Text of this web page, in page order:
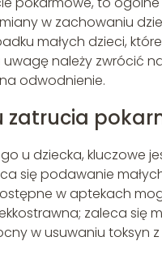
w zachowaniu
małych dzieci,
należy zwrócić
odwodnienie.
u dziecka, kluczowe
się podawanie
w aptekach
zaleca się
w usuwaniu toksyn